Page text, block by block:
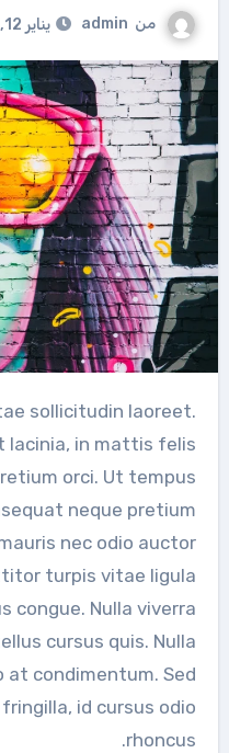
من admin يناير 12, 2020
lacinia, in mattis felis
orci. Ut tempus
neque pretium
nec odio auctor
turpis vitae ligula
congue. Nulla viverra
cursus quis. Nulla
condimentum. Sed
id cursus odio
rhoncus.